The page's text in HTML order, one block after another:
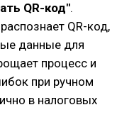
QR-код".
QR-код,
данные для
процесс и
при ручном
в налоговых